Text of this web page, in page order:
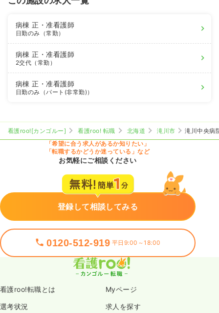
病棟正・准看護師
日勤のみ（常勤）
病棟正・准看護師
2交代（常勤）
病棟正・准看護師
日勤のみ（パート(非常勤)）
看護roo![カンゴルー] 看護roo! 転職 北海道 滝川市
滝川中央病
「希望に合う求人があるか知りたい」
「転職するかどうか迷っている」など
お気軽にご相談ください
登録して相談してみる
0120-512-919 平日9:00～18:00
看護roo!転職とは Myページ
選考状況 求人を探す